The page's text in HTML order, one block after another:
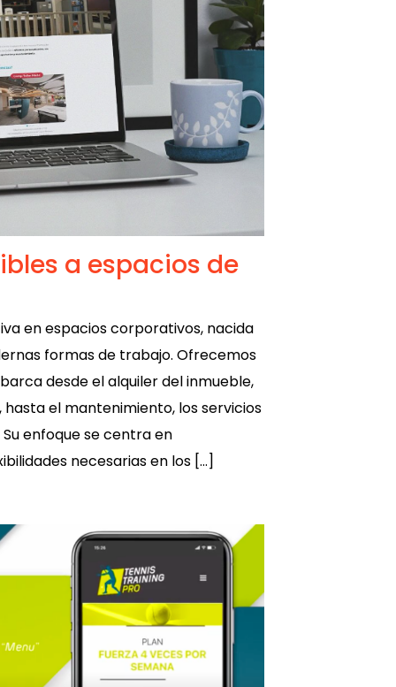
a espacios de
en espacios corporativos, nacida
formas de trabajo. Ofrecemos
desde el alquiler del inmueble,
el mantenimiento, los servicios
enfoque se centra en
necesarias en los […]